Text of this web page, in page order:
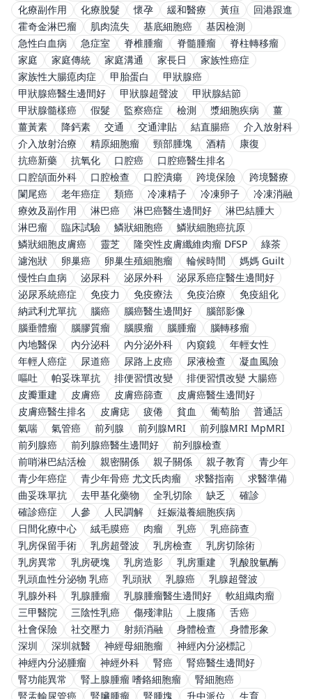
化療副作用
化療脫髮 懷孕 緩和醫療 黃疸
回港跟進
霍奇金淋巴瘤
肌肉流失 基底細胞癌
基因檢測
急性白血病
急症室 脊椎腫瘤 脊髓腫瘤
脊柱轉移瘤
家庭
家庭傳統 家庭溝通 家長日
家族性癌症
家族性大腸瘜肉症
甲胎蛋白
甲狀腺癌
甲狀腺癌醫生邊間好
甲狀腺超聲波
甲狀腺結節
甲狀腺髓樣癌
假髮 監察癌症 檢測 漿細胞疾病
薑
薑黃素
降鈣素 交通 交通津貼 結直腸癌
介入放射科
介入放射治療
精原細胞瘤 頸部腫塊 酒精
康復
抗癌新藥
抗氧化 口腔癌
口腔癌醫生排名
口腔頜面外科
口腔檢查 口腔潰瘍 跨境保險
跨境醫療
闌尾癌
老年癌症 類癌 冷凍精子 冷凍卵子
冷凍消融
療效及副作用
淋巴癌 淋巴癌醫生邊間好
淋巴結腫大
淋巴瘤
臨床試驗 鱗狀細胞癌
鱗狀細胞癌抗原
鱗狀細胞皮膚癌
靈芝 隆突性皮膚纖維肉瘤 DFSP
綠茶
濾泡狀
卵巢癌 卵巢生殖細胞瘤 輪候時間
媽媽 Guilt
慢性白血病
泌尿科 泌尿外科
泌尿系癌症醫生邊間好
泌尿系統癌症
免疫力 免疫療法 免疫治療
免疫組化
納武利尤單抗
腦癌 腦癌醫生邊間好
腦部影像
腦垂體瘤
腦膠質瘤 腦膜瘤 腦腫瘤
腦轉移瘤
內地醫保
內分泌科 內分泌外科 內窺鏡
年輕女性
年輕人癌症
尿道癌 尿路上皮癌 尿液檢查
凝血風險
嘔吐
帕妥珠單抗 排便習慣改變
排便習慣改變 大腸癌
皮瓣重建
皮膚癌 皮膚癌篩查
皮膚癌醫生邊間好
皮膚癌醫生排名
皮膚痣 疲倦 貧血 葡萄胎
普通話
氣喘
氣管癌 前列腺 前列腺MRI
前列腺MRI MpMRI
前列腺癌
前列腺癌醫生邊間好
前列腺檢查
前哨淋巴結活檢
親密關係 親子關係 親子教育
青少年
青少年癌症
青少年骨癌 尤文氏肉瘤 求醫指南
求醫準備
曲妥珠單抗
去甲基化藥物 全乳切除 缺乏
確診
確診癌症
人參 人民調解
妊娠滋養細胞疾病
日間化療中心
絨毛膜癌 肉瘤 乳癌
乳癌篩查
乳房保留手術
乳房超聲波 乳房檢查
乳房切除術
乳房異常
乳房硬塊 乳房造影 乳房重建
乳酸脫氫酶
乳頭血性分泌物 乳癌
乳頭狀 乳腺癌
乳腺超聲波
乳腺外科
乳腺腫瘤 乳腺腫瘤醫生邊間好
軟組織肉瘤
三甲醫院
三陰性乳癌 傷殘津貼 上腹痛
舌癌
社會保險
社交壓力 射頻消融 身體檢查
身體形象
深圳
深圳就醫 神經母細胞瘤
神經內分泌標記
神經內分泌腫瘤
神經外科 腎癌
腎癌醫生邊間好
腎功能異常
腎上腺腫瘤 嗜鉻細胞瘤
腎細胞癌
腎盂輸尿管癌
腎臟腫瘤 腎腫塊 升中派位 生育